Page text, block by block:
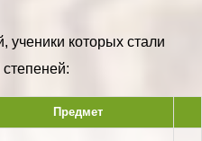
ученики которых стали
Предмет